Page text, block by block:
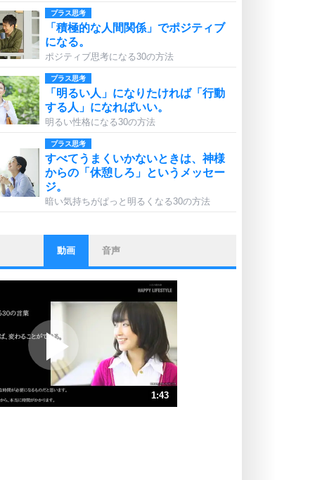
プラス思考
「積極的な人間関係」でポジティブ
になる。
ポジティブ思考になる30の方法
プラス思考
「明るい人」になりたければ「行動
する人」になればいい。
明るい性格になる30の方法
プラス思考
すべてうまくいかないときは、神様
からの「休憩しろ」というメッセー
ジ。
暗い気持ちがぱっと明るくなる30の方法
ストレス対策
他人と比べない。
いっそのこと、他人を見ない。
ポジティブになれない原因は、行動
しないから。
ポジティブ思考になる30の方法
ストレス対策
人生、なんとかなるもの。
動画 音声
1:43